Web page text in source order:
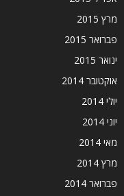
מרץ 2015
פברואר 2015
ינואר 2015
אוקטובר 2014
יולי 2014
יוני 2014
מאי 2014
מרץ 2014
פברואר 2014